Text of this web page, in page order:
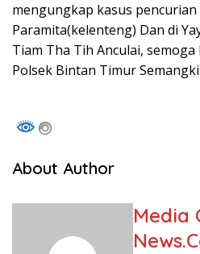
mengungkap kasus pencurian
Paramita(kelenteng) Dan di
Tiam Tha Tih Anculai,
Polsek Bintan Timur
About Author
Media